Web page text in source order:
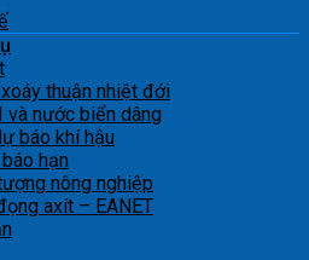
thuận nhiệt đới
và nước biển dâng
báo khí hậu
hạn
nông nghiệp
axít – EANET